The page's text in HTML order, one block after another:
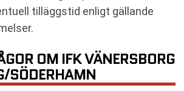
tilläggstid enligt gällande
OM IFK VÄNERSBORG
SÖDERHAMN